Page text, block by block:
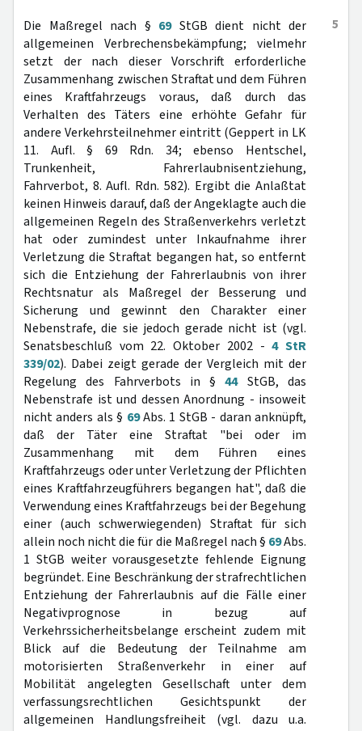
5
Die Maßregel nach § 69StGB dient nicht der
allgemeinen Verbrechensbekämpfung; vielmehr
setzt der nach dieser Vorschrift erforderliche
Zusammenhang zwischen Straftat und dem Führen
eines Kraftfahrzeugs voraus, daß durch das
Verhalten des Täters eine erhöhte Gefahr für
andere Verkehrsteilnehmer eintritt (Geppert in LK
11. Aufl. § 69 Rdn. 34; ebenso Hentschel,
Trunkenheit, Fahrerlaubnisentziehung,
Fahrverbot, 8. Aufl. Rdn. 582). Ergibt die Anlaßtat
keinen Hinweis darauf, daß der Angeklagte auch die
allgemeinen Regeln des Straßenverkehrs verletzt
hat oder zumindest unter Inkaufnahme ihrer
Verletzung die Straftat begangen hat, so entfernt
sich die Entziehung der Fahrerlaubnis von ihrer
Rechtsnatur als Maßregel der Besserung und
Sicherung und gewinnt den Charakter einer
Nebenstrafe, die sie jedoch gerade nicht ist (vgl.
Senatsbeschluß vom 22. Oktober 2002 -4 StR
339/02). Dabei zeigt gerade der Vergleich mit der
Regelung des Fahrverbots in §44StGB, das
Nebenstrafe ist und dessen Anordnung - insoweit
nicht anders als § 69Abs. 1 StGB - daran anknüpft,
daß der Täter eine Straftat "bei oder im
Zusammenhang mit dem Führen eines
Kraftfahrzeugs oder unter Verletzung der Pflichten
eines Kraftfahrzeugführers begangen hat", daß die
Verwendung eines Kraftfahrzeugs bei der Begehung
einer (auch schwerwiegenden) Straftat für sich
allein noch nicht die für die Maßregel nach § 69Abs.
1 StGB weiter vorausgesetzte fehlende Eignung
begründet. Eine Beschränkung der strafrechtlichen
Entziehung der Fahrerlaubnis auf die Fälle einer
Negativprognose in bezug auf
Verkehrssicherheitsbelange erscheint zudem mit
Blick auf die Bedeutung der Teilnahme am
motorisierten Straßenverkehr in einer auf
Mobilität angelegten Gesellschaft unter dem
verfassungsrechtlichen Gesichtspunkt der
allgemeinen Handlungsfreiheit (vgl. dazu u.a.